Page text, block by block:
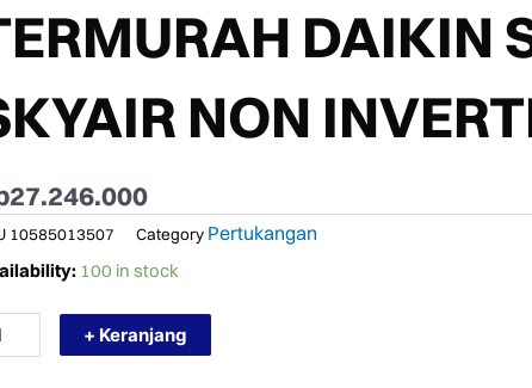
DAIKIN
NON
27.246.000
10585013507 Category Pertukangan
100 in stock
+ Keranjang